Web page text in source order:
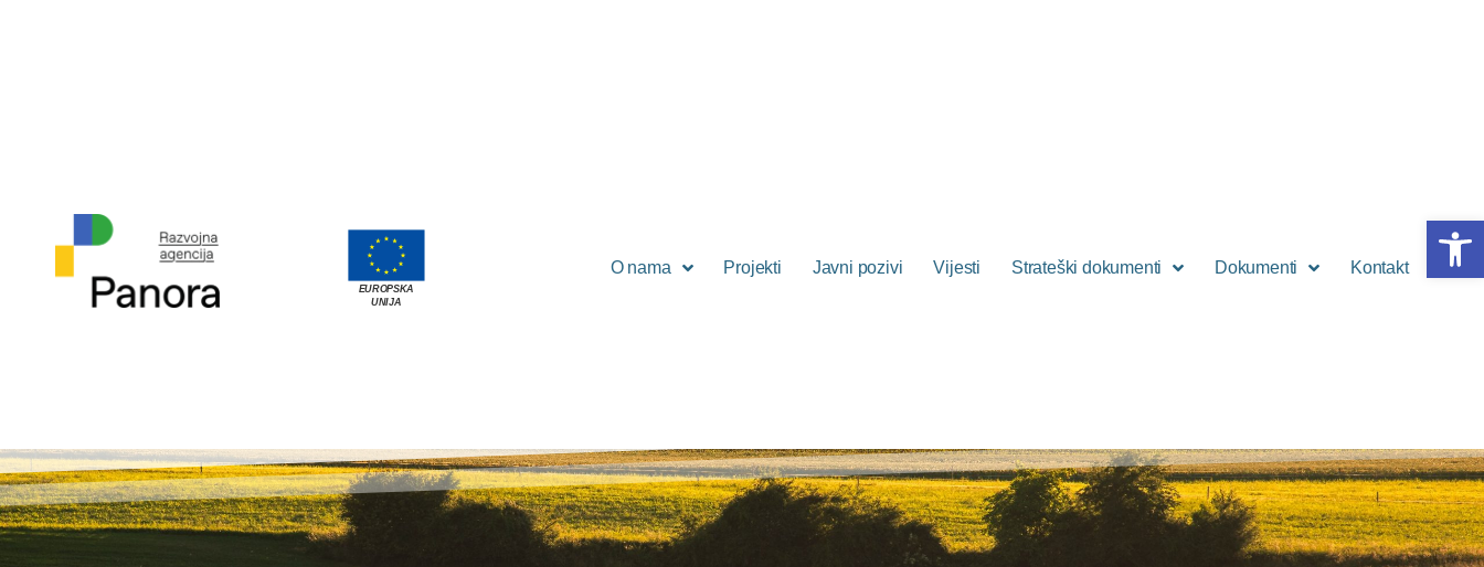
EUROPSKA
UNIJA
O nama Projekti Javni pozivi Vijesti Strateški dokumenti Dokumenti Kontakt